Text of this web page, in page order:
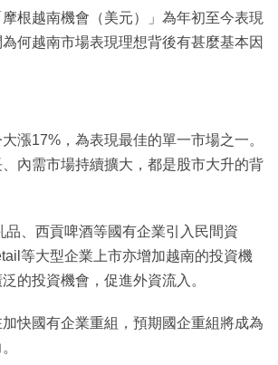
根越南機會（美元）」為年初至今表現
何越南市場表現理想背後有甚麼基本因
漲17%，為表現最佳的單一市場之一。
內需市場持續擴大，都是股市大升的背
品、西貢啤酒等國有企業引入民間資
等大型企業上市亦增加越南的投資機
的投資機會，促進外資流入。
快國有企業重組，預期國企重組將成為